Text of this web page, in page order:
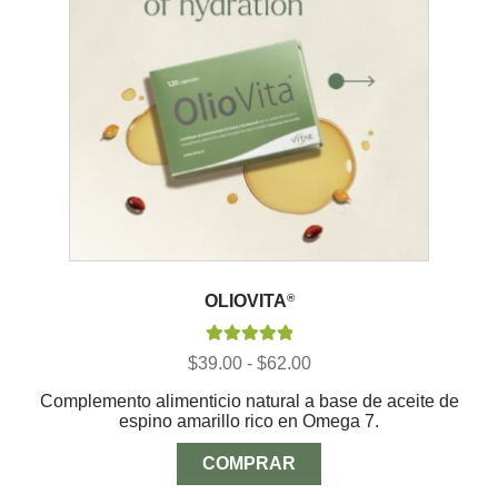
OLIOVITA®
Valorado con
$39.00 - $62.00Rango
precios:
desde
$39.00
$62.00
Complemento alimenticio natural a base de aceite de
espino amarillo rico en Omega 7.
COMPRAR